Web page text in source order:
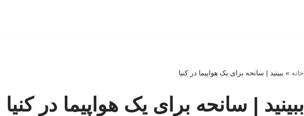
خانه » ببینید | سانحه برای یک هواپیما در کنیا
ببینید | سانحه برای یک هواپیما در کنیا